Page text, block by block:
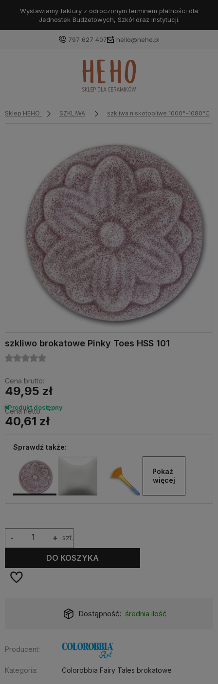
Wystawiamy faktury z odroczonym terminem płatności dla
Jednostek Budżetowych, Szkół oraz Instytucji.
797 627 407 hello@heho.pl
Zaloguj się
Wybierz coś dla siebie z naszej aktualnej oferty lub
zaloguj się, aby przywrócić dodane produkty do listy
z poprzedniej sesji.
Sklep HEHO SZKLIWA szkliwa niskotopliwe 1000°-1080°C
szkliwo brokatowe Pinky Toes HSS 101
Cena brutto:
49,95 zł
Produkt dostępny
Cena netto:
40,61 zł
Sprawdź także:
Pokaż
więcej
+
- szt.
DO KOSZYKA
Dostępność: średnia ilość
Producent:
Kategoria: Colorobbia Fairy Tales brokatowe